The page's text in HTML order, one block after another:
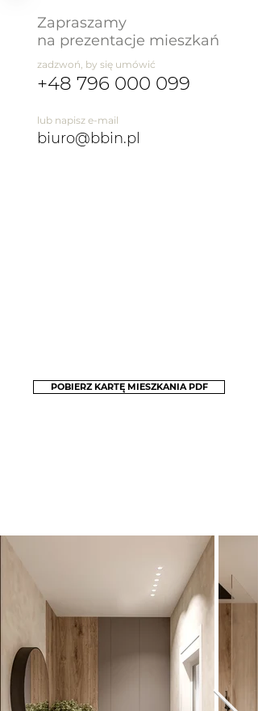
Zapraszamy
na prezentacje mieszkań
zadzwoń, by się umówić
+48 796 000 099
lub napisz e-mail
biuro@bbin.pl
POBIERZ KARTĘ MIESZKANIA PDF